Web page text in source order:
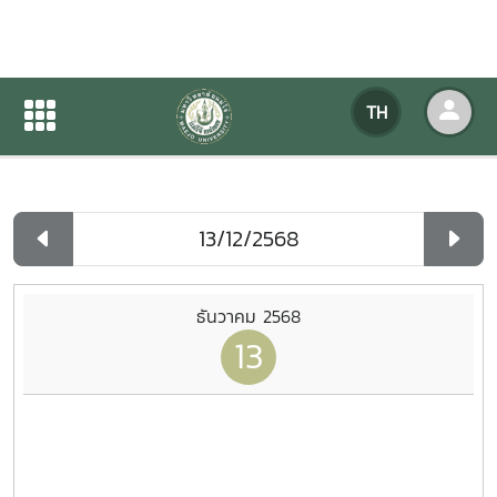
TH
ปฏิทินกิจกรรมของหน่วยงาน
ปฏิทินกิจกรรมของหน่วยงาน
ธันวาคม 2568
13